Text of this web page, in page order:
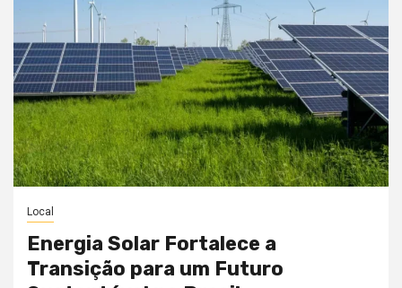
Local
Energia Solar Fortalece a
Transição para um Futuro